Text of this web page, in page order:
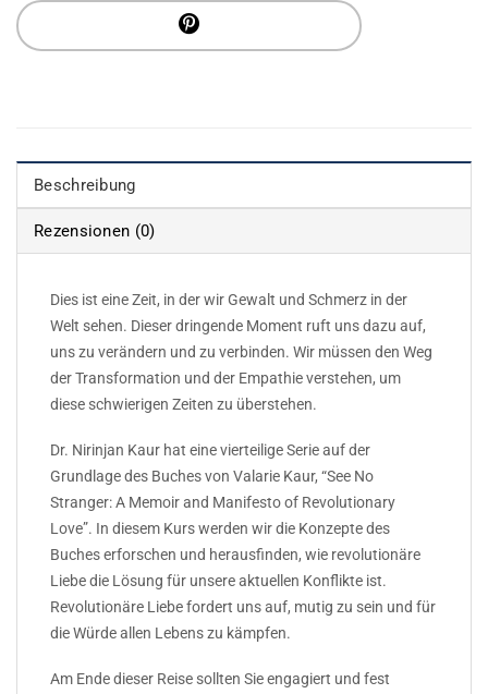
Beschreibung
Rezensionen (0)
Dies ist eine Zeit, in der wir Gewalt und Schmerz in der
Welt sehen. Dieser dringende Moment ruft uns dazu auf,
uns zu verändern und zu verbinden. Wir müssen den Weg
der Transformation und der Empathie verstehen, um
diese schwierigen Zeiten zu überstehen.
Dr. Nirinjan Kaur hat eine vierteilige Serie auf der
Grundlage des Buches von Valarie Kaur, “See No
Stranger: A Memoir and Manifesto of Revolutionary
Love”. In diesem Kurs werden wir die Konzepte des
Buches erforschen und herausfinden, wie revolutionäre
Liebe die Lösung für unsere aktuellen Konflikte ist.
Revolutionäre Liebe fordert uns auf, mutig zu sein und für
die Würde allen Lebens zu kämpfen.
Am Ende dieser Reise sollten Sie engagiert und fest